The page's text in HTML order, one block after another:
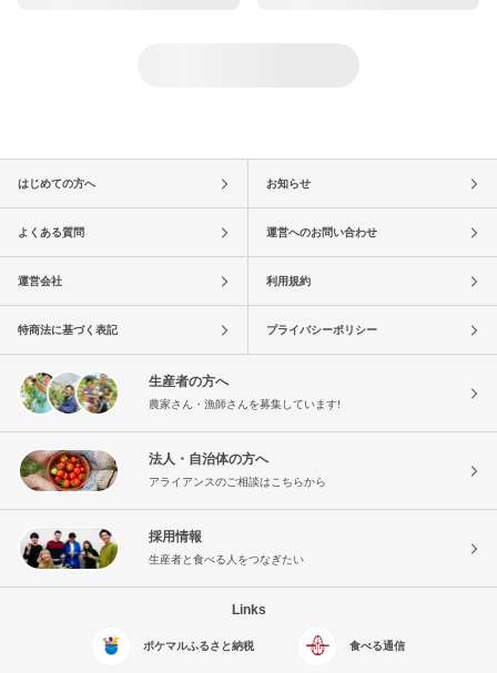
はじめての方へ お知らせ
よくある質問 運営へのお問い合わせ
運営会社 利用規約
特商法に基づく表記 プライバシーポリシー
生産者の方へ
農家さん・漁師さんを募集しています!
法人・自治体の方へ
アライアンスのご相談はこちらから
採用情報
生産者と食べる人をつなぎたい
Links
ポケマルふるさと納税 食べる通信